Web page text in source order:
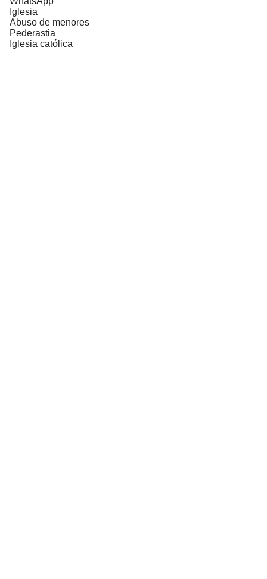
Iglesia
Abuso de menores
Pederastia
Iglesia católica